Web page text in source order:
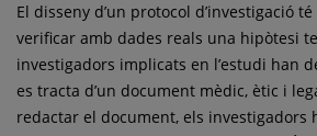
El disseny d’un protocol d’investigació
verificar amb dades reals una hipòtesi
investigadors implicats en l’estudi han
es tracta d’un document mèdic, ètic i
redactar el document, els investigadors